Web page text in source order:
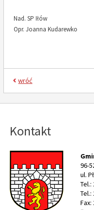
Nad. SP Iłów
Opr. Joanna Kudarewko
wróć
Kontakt
96-
ul.
Tel.:
Tel.:
Fax: